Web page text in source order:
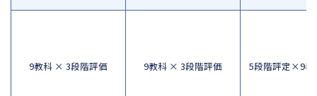
9教科 × 3段階評価 9教科 × 3段階評価 5段階評定×9